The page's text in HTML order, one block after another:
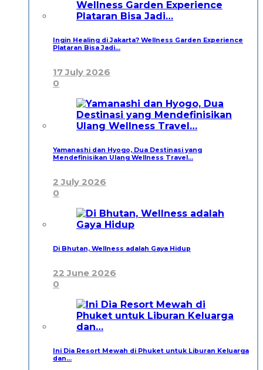
Ingin Healing di Jakarta? Wellness Garden Experience
Plataran Bisa Jadi…
17 July 2026
0
Yamanashi dan Hyogo, Dua Destinasi yang
Mendefinisikan Ulang Wellness Travel…
2 July 2026
0
Di Bhutan, Wellness adalah Gaya Hidup
22 June 2026
0
Ini Dia Resort Mewah di Phuket untuk Liburan Keluarga
dan…